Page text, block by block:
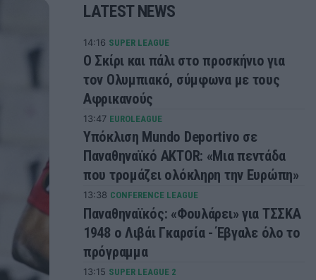
LATEST NEWS
14:16 SUPER LEAGUE
Ο Σκίρι και πάλι στο προσκήνιο για
τον Ολυμπιακό, σύμφωνα με τους
Αφρικανούς
13:47 EUROLEAGUE
Υπόκλιση Mundo Deportivo σε
Παναθηναϊκό AKTOR: «Μια πεντάδα
που τρομάζει ολόκληρη την Ευρώπη»
13:38 CONFERENCE LEAGUE
Παναθηναϊκός: «Φουλάρει» για ΤΣΣΚΑ
1948 ο Λιβάι Γκαρσία - Έβγαλε όλο το
πρόγραμμα
13:15 SUPER LEAGUE 2